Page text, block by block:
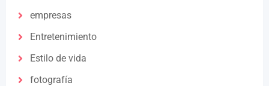
empresas
Entretenimiento
Estilo de vida
fotografía